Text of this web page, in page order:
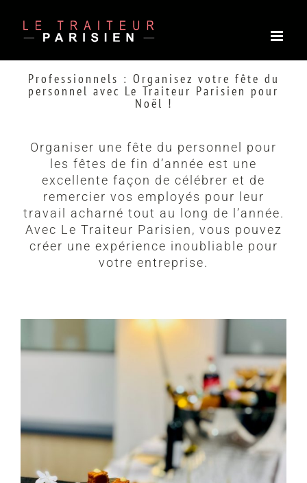
contenu
Professionnels : Organisez votre fête du
personnel avec Le Traiteur Parisien pour
Noël !
Organiser une fête du personnel pour
les fêtes de fin d’année est une
excellente façon de célébrer et de
remercier vos employés pour leur
travail acharné tout au long de l’année.
Avec Le Traiteur Parisien, vous pouvez
créer une expérience inoubliable pour
votre entreprise.